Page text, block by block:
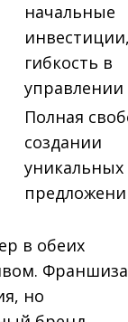
начальные
гибкость в
управлении
Полная
создании
уникальных
в обеих
Франшиза
но